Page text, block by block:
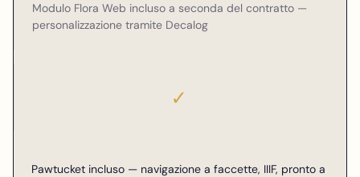
Modulo Flora Web incluso a seconda del contratto —
personalizzazione tramite Decalog
✓
Pawtucket incluso — navigazione a faccette, IIIF, pronto a